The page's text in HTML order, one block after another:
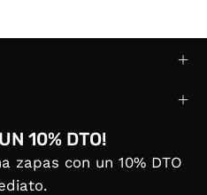
10% DTO!
zapas con un 10% DTO